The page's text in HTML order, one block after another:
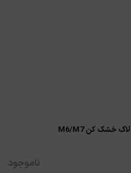
لاک خشک کن M6/M7
ناموجود